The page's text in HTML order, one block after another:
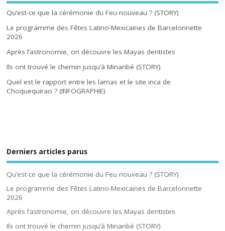
Qu’est-ce que la cérémonie du Feu nouveau ? (STORY)
Le programme des Fêtes Latino-Mexicaines de Barcelonnette
2026
Après l’astronomie, on découvre les Mayas dentistes
Ils ont trouvé le chemin jusqu’à Minanbé (STORY)
Quel est le rapport entre les lamas et le site inca de
Choquequirao ? (INFOGRAPHIE)
Derniers articles parus
Qu’est-ce que la cérémonie du Feu nouveau ? (STORY)
Le programme des Fêtes Latino-Mexicaines de Barcelonnette
2026
Après l’astronomie, on découvre les Mayas dentistes
Ils ont trouvé le chemin jusqu’à Minanbé (STORY)